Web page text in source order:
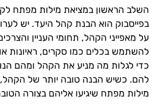
השלב הראשון במציאת מילות מפתח
בפייסבוק הוא הבנת קהל היעד. יש
על מאפייני הקהל, תחומי העניין
להשתמש בכלים כמו סקרים, ראיונות
כדי לגלות מה מניע את הקהל ומהם
להם. כשיש הבנה טובה יותר של הקהל,
מילות מפתח שיגיעו אליהם בצורה